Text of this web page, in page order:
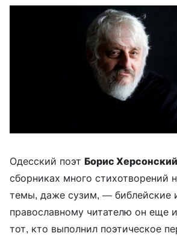
Одесский поэт Борис Херсонский
сборниках много стихотворений
темы, даже сузим, — библейские
православному читателю он еще
тот, кто выполнил поэтическое